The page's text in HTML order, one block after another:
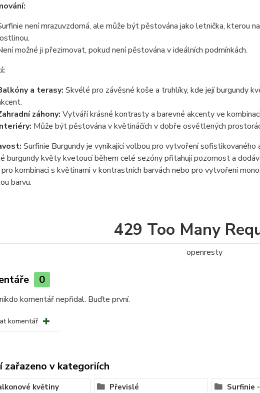
není mrazuvzdorná, ale může být pěstována jako letnička, kterou
možné ji přezimovat, pokud není pěstována v ideálních podmínkách.
a terasy: Skvélé pro závěsné koše a truhlíky, kde její burgundy
záhony: Vytváří krásné kontrasty a barevné akcenty ve
Může být pěstována v květináčích v dobře osvětlených
Surfinie Burgundy je vynikající volbou pro vytvoření
burgundy květy kvetoucí během celé sezóny přitahují pozornost a
kombinaci s květinami v kontrastních barvách nebo pro vytvoření
barvu.
429 Too Many
openresty
0
komentář nepřidal. Buďte první.
komentář
zařazeno v kategoriích
květiny Převislé Surfinie